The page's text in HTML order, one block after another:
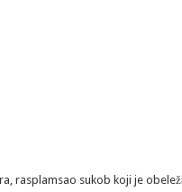
rasplamsao sukob koji je